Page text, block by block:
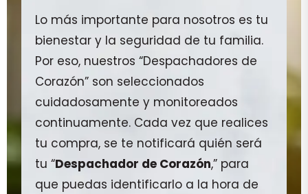
Lo más importante para nosotros es tu
bienestar y la seguridad de tu familia.
Por eso, nuestros “Despachadores de
Corazón” son seleccionados
cuidadosamente y monitoreados
continuamente. Cada vez que realices
tu compra, se te notificará quién será
tu “Despachador de Corazón,” para
que puedas identificarlo a la hora de